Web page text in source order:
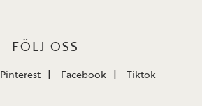
FÖLJ OSS
Pinterest Facebook Tiktok